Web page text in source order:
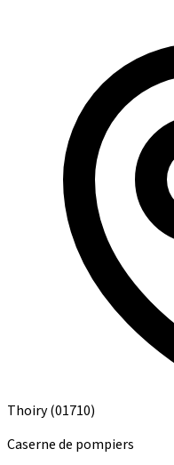
Thoiry(01710)
Caserne de pompiers